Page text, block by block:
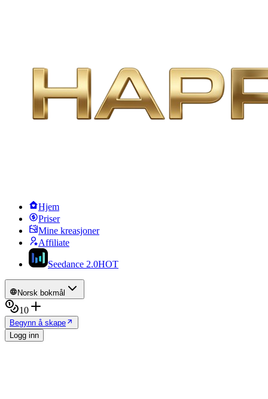
Hjem
Priser
Mine kreasjoner
Affiliate
Seedance 2.0HOT
Norsk bokmål
10
Begynn å skape
Logg inn